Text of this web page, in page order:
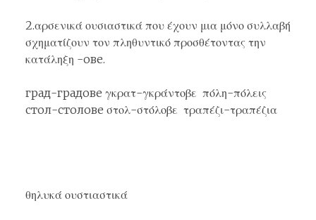
2.αρσενικά ουσιαστικά που έχουν μια μόνο συλλαβή
σχηματίζουν τον πληθυντικό προσθέτοντας την
κατάληξη -ове.
град-градове γκρατ-γκράντοβε πόλη-πόλεις
стол-столове στολ-στόλοβε τραπέζι-τραπέζια
θηλυκά ουστιαστικά